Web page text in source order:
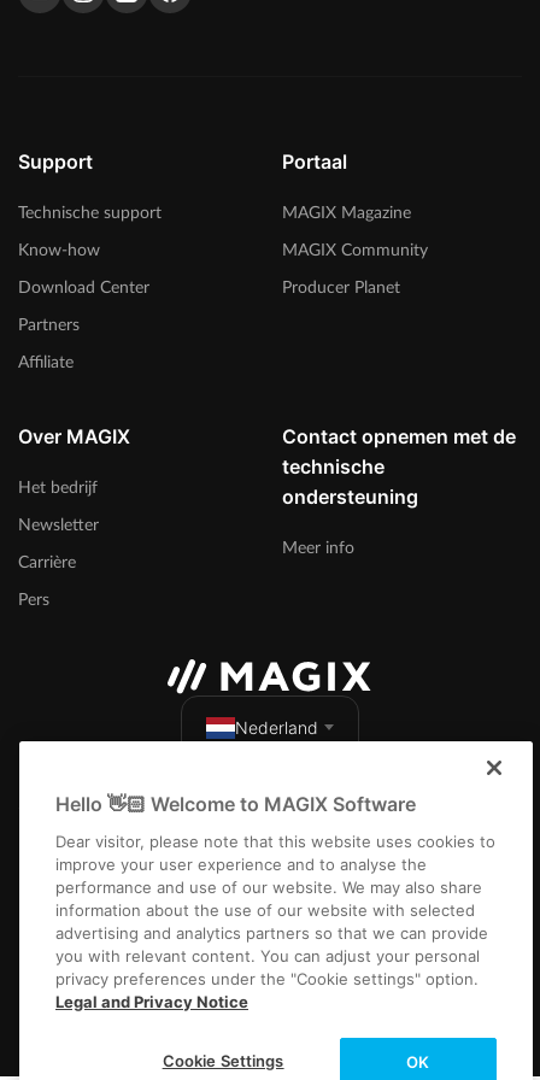
Support
Technische support
Know-how
Download Center
Partners
Affiliate
Portaal
MAGIX Magazine
MAGIX Community
Producer Planet
Over MAGIX
Het bedrijf
Newsletter
Carrière
Pers
Contact opnemen met de
technische
ondersteuning
Meer info
Nederland
ColofonAlgemene voorwaardenWedstrijdvoorwaarden
Gegevensbescherming Cookie-instellingenEULABetaling / verzenden
Overeenkomst herroepen
Copyright © 2003-2026 MAGIX. The mentioned product names may be
registered trademarks of their respective owners.
Hello 👋🏻 Welcome to MAGIX Software
Dear visitor, please note that this website uses cookies to
improve your user experience and to analyse the
performance and use of our website. We may also share
information about the use of our website with selected
advertising and analytics partners so that we can provide
you with relevant content. You can adjust your personal
privacy preferences under the "Cookie settings" option.
Legal and Privacy Notice
OK
Cookie Settings